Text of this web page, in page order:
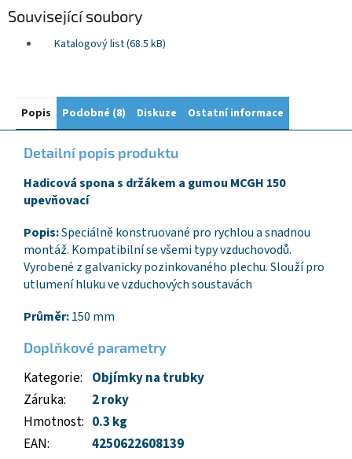
Související soubory
Katalogový list (68.5 kB)
Popis Podobné (8) Diskuze Ostatní informace
Detailní popis produktu
Hadicová spona s držákem a gumou MCGH 150
upevňovací
Popis:Speciálně konstruované pro rychlou a snadnou
montáž. Kompatibilní se všemi typy vzduchovodů.
Vyrobené z galvanicky pozinkovaného plechu. Slouží pro
utlumení hluku ve vzduchových soustavách
Průměr:150 mm
Doplňkové parametry
Kategorie: Objímky na trubky
Záruka:
2 roky
Hmotnost: 0.3 kg
EAN:
4250622608139